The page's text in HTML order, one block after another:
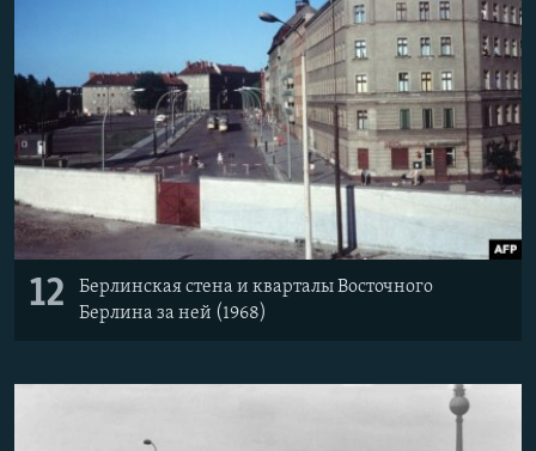
12
Берлинская стена и кварталы Восточного
Берлина за ней (1968)